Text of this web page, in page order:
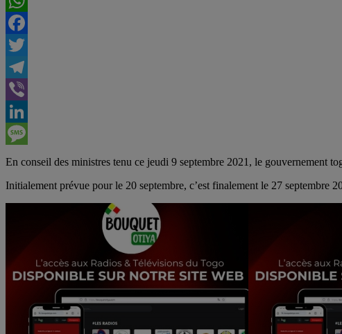
WhatsApp
Facebook
Twitter
Telegram
Viber
LinkedIn
Message
En conseil des ministres tenu ce jeudi 9 septembre 2021, le gouvernement
Initialement prévue pour le 20 septembre, c’est finalement le 27 septembre